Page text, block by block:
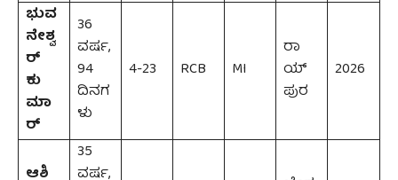
ಭುವ
ನೇಶ್ವ
ರ್
ಕು
ಮಾ
ರ್
36
ವರ್ಷ,
94
ದಿನಗ
ಳು
4-23 RCB MI
ರಾ
ಯ್‌
ಪುರ
2026
ಆಶಿ
35
ವರ್ಷ,